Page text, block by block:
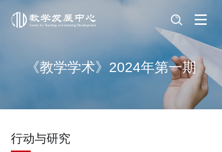
《教学学术》2024年第一期
行动与研究